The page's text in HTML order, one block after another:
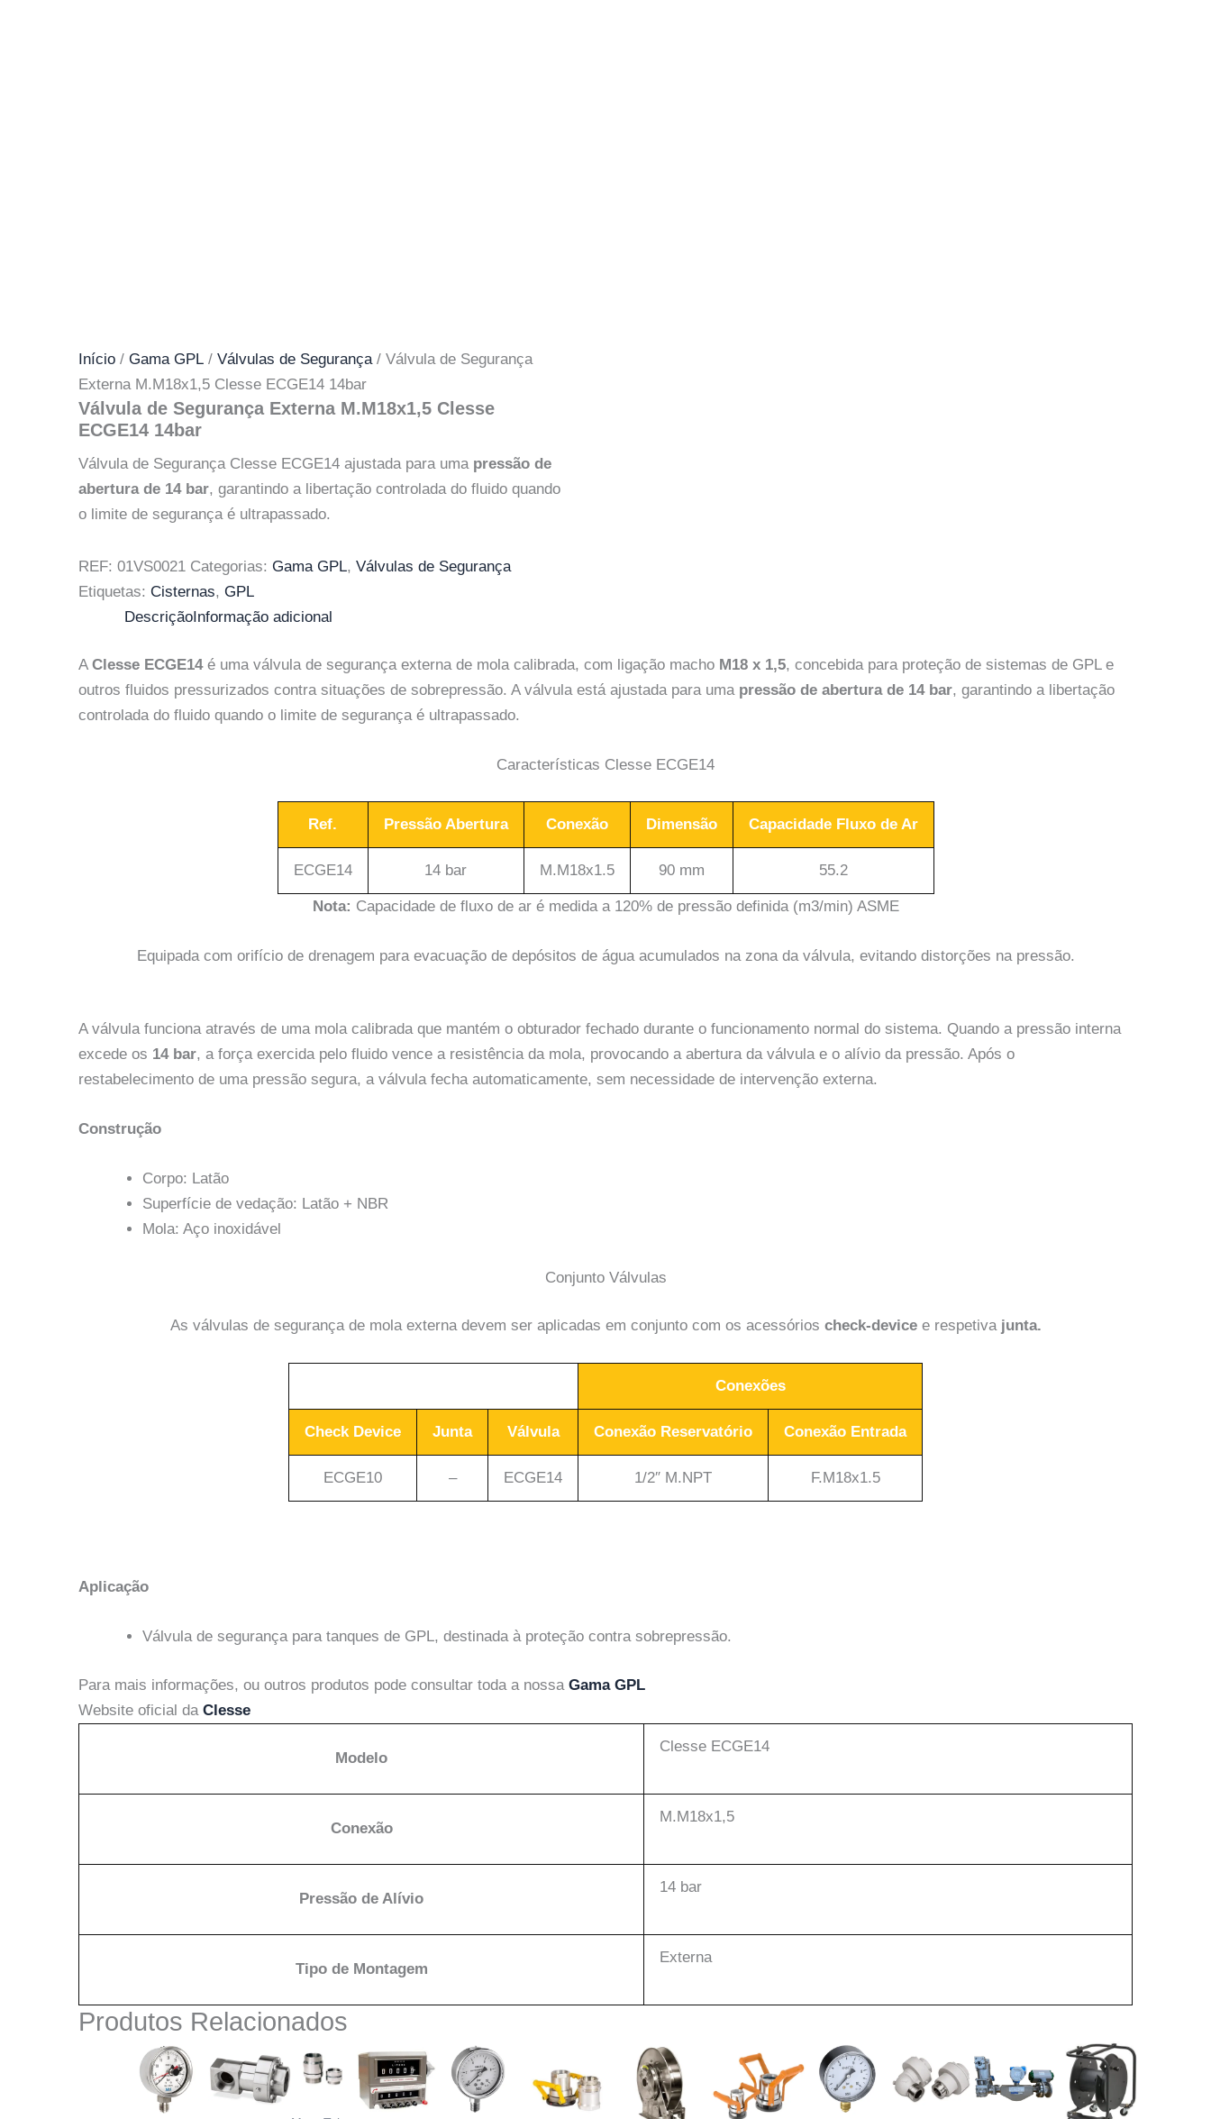
Início / Gama GPL / Válvulas de Segurança/ Válvula de Segurança
Externa M.M18x1,5 Clesse ECGE14 14bar
Válvula de Segurança Externa M.M18x1,5 Clesse
ECGE14 14bar
Válvula de Segurança Clesse ECGE14 ajustada para uma pressão de
abertura de 14 bar, garantindo a libertação controlada do fluido quando
o limite de segurança é ultrapassado.
REF: 01VS0021 Categorias: Gama GPL, Válvulas de Segurança
Etiquetas: Cisternas, GPL
DescriçãoInformação adicional
A Clesse ECGE14é uma válvula de segurança externa de mola calibrada, com ligação macho M18 x 1,5, concebida para proteção de sistemas de GPL e
outros fluidos pressurizados contra situações de sobrepressão. A válvula está ajustada para uma pressão de abertura de 14 bar, garantindo a libertação
controlada do fluido quando o limite de segurança é ultrapassado.
Características Clesse ECGE14
Ref. Pressão Abertura Conexão Dimensão Capacidade Fluxo de Ar
ECGE14 14 bar M.M18x1.5 90 mm 55.2
Nota: Capacidade de fluxo de ar é medida a 120% de pressão definida (m3/min) ASME
Equipada com orifício de drenagem para evacuação de depósitos de água acumulados na zona da válvula, evitando distorções na pressão.
A válvula funciona através de uma mola calibrada que mantém o obturador fechado durante o funcionamento normal do sistema. Quando a pressão interna
excede os 14 bar, a força exercida pelo fluido vence a resistência da mola, provocando a abertura da válvula e o alívio da pressão. Após o
restabelecimento de uma pressão segura, a válvula fecha automaticamente, sem necessidade de intervenção externa.
Construção
Corpo: Latão
Superfície de vedação: Latão + NBR
Mola: Aço inoxidável
Conjunto Válvulas
As válvulas de segurança de mola externa devem ser aplicadas em conjunto com os acessórios check-devicee respetiva junta.
Conexões
Check Device Junta Válvula Conexão Reservatório Conexão Entrada
ECGE10 – ECGE14 1/2″ M.NPT F.M18x1.5
Aplicação
Válvula de segurança para tanques de GPL, destinada à proteção contra sobrepressão.
Para mais informações, ou outros produtos pode consultar toda a nossa Gama GPL
Website oficial da Clesse
Modelo
Clesse ECGE14
Conexão
M.M18x1,5
Pressão de Alívio
14 bar
Tipo de Montagem
Externa
Produtos Relacionados